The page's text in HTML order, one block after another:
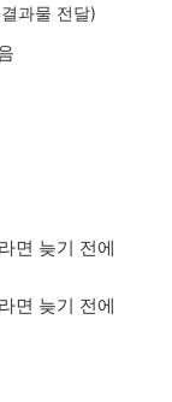
과물 전달)
면 늦기 전에
면 늦기 전에